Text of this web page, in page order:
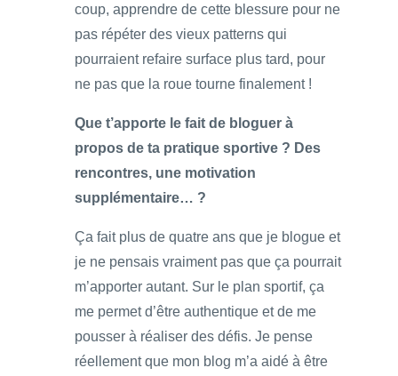
coup, apprendre de cette blessure pour ne
pas répéter des vieux patterns qui
pourraient refaire surface plus tard, pour
ne pas que la roue tourne finalement !
Que t’apporte le fait de bloguer à
propos de ta pratique sportive ? Des
rencontres, une motivation
supplémentaire… ?
Ça fait plus de quatre ans que je blogue et
je ne pensais vraiment pas que ça pourrait
m’apporter autant. Sur le plan sportif, ça
me permet d’être authentique et de me
pousser à réaliser des défis. Je pense
réellement que mon blog m’a aidé à être